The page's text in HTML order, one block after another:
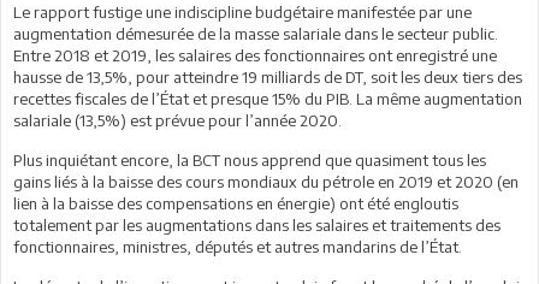
Le rapport fustige une indiscipline budgétaire manifestée par une
augmentation démesurée de la masse salariale dans le secteur public.
Entre 2018 et 2019, les salaires des fonctionnaires ont enregistré une
hausse de 13,5%, pour atteindre 19 milliards de DT, soit les deux tiers des
recettes fiscales de l’État et presque 15% du PIB. La même augmentation
salariale (13,5%) est prévue pour l’année 2020.
Plus inquiétant encore, la BCT nous apprend que quasiment tous les
gains liés à la baisse des cours mondiaux du pétrole en 2019 et 2020 (en
lien à la baisse des compensations en énergie) ont été engloutis
totalement par les augmentations dans les salaires et traitements des
fonctionnaires, ministres, députés et autres mandarins de l’État.